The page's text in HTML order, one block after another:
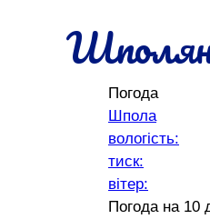
Погода
Шпола
вологість:
тиск:
вітер:
Погода на 10